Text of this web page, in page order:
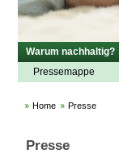
Warum nachhaltig?
Pressemappe
Home Presse
Presse